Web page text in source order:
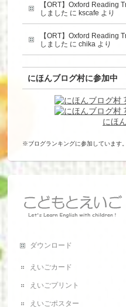
【ORT】Oxford Reading
しました に kscafe より
【ORT】Oxford Reading
しました にchika より
にほんブログ村に参加中
にほ
※ブログランキングに参加しています。
ダウンロード
えいごカード
えいごプリント
えいごポスター